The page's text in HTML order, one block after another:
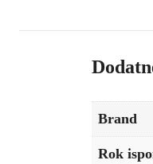
Brand
Rok